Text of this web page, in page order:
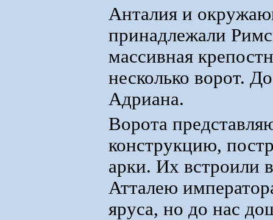
Анталия и
принадлежали
массивная
несколько ворот.
Адриана.
Ворота
конструкцию,
арки. Их встроили
Атталею
яруса, но до нас